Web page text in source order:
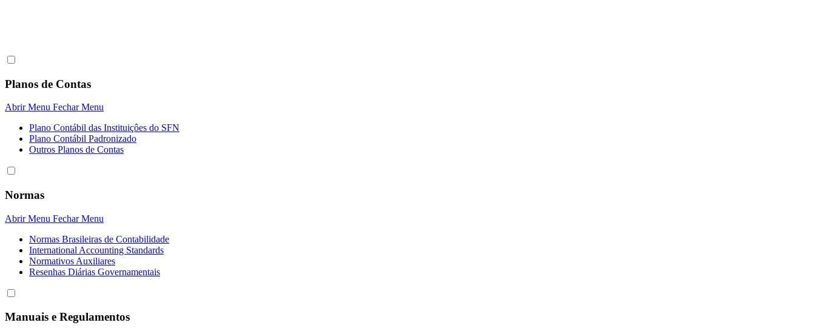
Planos de Contas
Abrir Menu Fechar Menu
Plano Contábil das Instituiçôes do SFN
Plano Contábil Padronizado
Outros Planos de Contas
Normas
Abrir Menu Fechar Menu
Normas Brasileiras de Contabilidade
International Accounting Standards
Normativos Auxiliares
Resenhas Diárias Governamentais
Manuais e Regulamentos